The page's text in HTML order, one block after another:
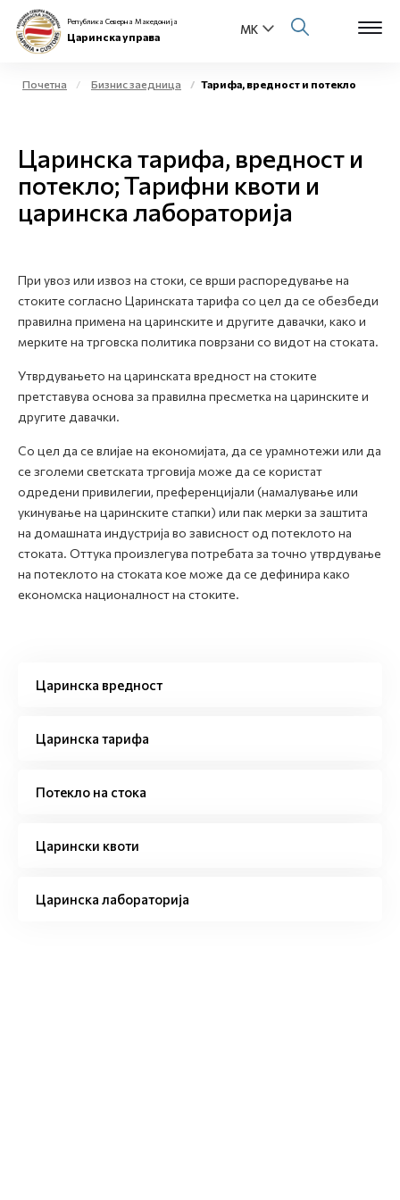
Open
Физички лица
Бизнис заедница
Медиа центар
Контакт
Е-Весник
Република Северна Македонија
Царинска управа
Почетна Бизнис заедница Тарифа, вредност и потекло
Царинска тарифа, вредност и
потекло; Тарифни квоти и
царинска лабораторија
При увоз или извоз на стоки, се врши распоредување на
стоките согласно Царинската тарифа со цел да се обезбеди
правилна примена на царинските и другите давачки, како и
мерките на трговска политика поврзани со видот на стоката.
Утврдувањето на царинската вредност на стоките
претставува основа за правилна пресметка на царинските и
другите давачки.
Со цел да се влијае на економијата, да се урамнотежи или да
се зголеми светската трговија може да се користат
одредени привилегии, преференцијали (намалување или
укинување на царинските стапки) или пак мерки за заштита
на домашната индустрија во зависност од потеклото на
стоката. Оттука произлегува потребата за точно утврдување
на потеклото на стоката кое може да се дефинира како
економска националност на стоките.
Царинска вредност
Царинска тарифа
Потекло на стока
Царински квоти
Царинска лабораторија